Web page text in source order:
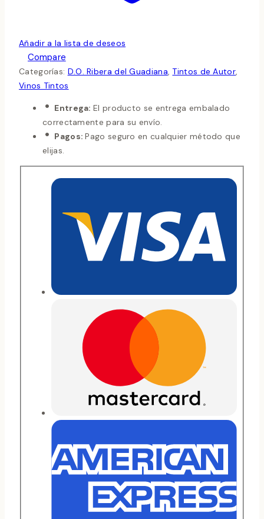
Añadir a la lista de deseos
Compare
Categorías: D.O. Ribera del Guadiana,Tintos de Autor,
Vinos Tintos
Entrega:El producto se entrega embalado
correctamente para su envío.
Pagos:Pago seguro en cualquier método que
elijas.